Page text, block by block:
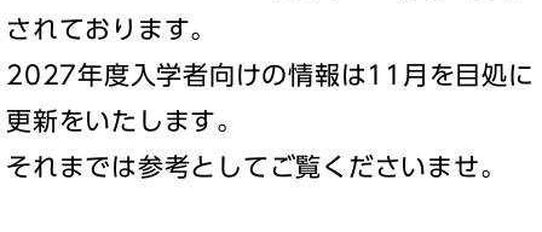
一人暮らし
されております。
2027年度入学者向けの情報は11月を目処に
更新をいたします。
それまでは参考としてご覧くださいませ。